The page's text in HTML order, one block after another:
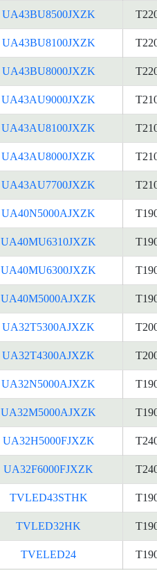
UA43BU8500JXZK
UA43BU8100JXZK
UA43BU8000JXZK
UA43AU9000JXZK
UA43AU8100JXZK
UA43AU8000JXZK
UA43AU7700JXZK
UA40N5000AJXZK
UA40MU6310JXZK
UA40MU6300JXZK
UA40M5000AJXZK
UA32T5300AJXZK
UA32T4300AJXZK
UA32N5000AJXZK
UA32M5000AJXZK
UA32H5000FJXZK
UA32F6000FJXZK
TVLED43STHK
TVLED32HK
TVELED24